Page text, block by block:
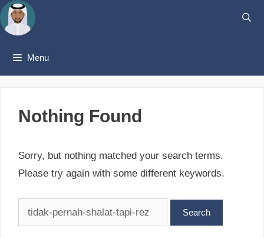
Skip
to
Menu
Nothing Found
Sorry, but nothing matched your search terms.
Please try again with some different keywords.
Search
for: